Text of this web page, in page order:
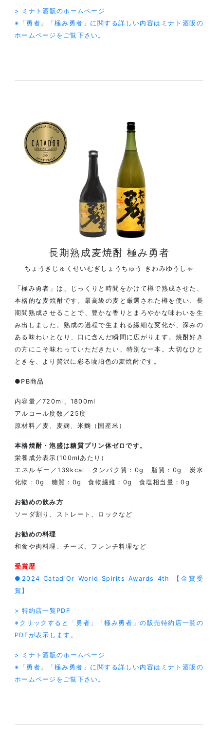
> ミナト酒販のホームページ
※「勇者」「極み勇者」に関する詳しい内容はミナト酒販の
ホームページをご覧下さい。
長期熟成麦焼酎 極み勇者
ちょうきじゅくせいむぎしょうちゅう きわみゆうしゃ
「極み勇者」は、じっくりと時間をかけて樽で熟成させた、
本格的な麦焼酎です。最高級の麦と厳選された樽を使い、長
期間熟成させることで、豊かな香りとまろやかな味わいを生
み出しました。熟成の過程で生まれる繊細な変化が、深みの
ある味わいとなり、口に含んだ瞬間に広がります。焼酎好き
の方にこそ味わっていただきたい、特別な一本。大切なひと
ときを、より贅沢に彩る琥珀色の麦焼酎です。
●PB商品
内容量／720ml、1800ml
アルコール度数／25度
原材料／麦、麦麹、米麴（国産米）
本格焼酎・泡盛は糖質プリン体ゼロです。
栄養成分表示(100mlあたり）
エネルギー／139kcal タンパク質：0g 脂質：0g 炭水
化物：0g 糖質：0g 食物繊維：0g 食塩相当量：0g
お勧めの飲み方
ソーダ割り、ストレート、ロックなど
お勧めの料理
和食や肉料理、チーズ、フレンチ料理など
受賞歴
●2024 Catad'Or World Spirits Awards 4th 【金賞受
賞】
> 特約店一覧PDF
※クリックすると「勇者」「極み勇者」の販売特約店一覧の
PDFが表示します。
> ミナト酒販のホームページ
※「勇者」「極み勇者」に関する詳しい内容はミナト酒販の
ホームページをご覧下さい。